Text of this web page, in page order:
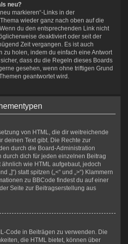
neu?
markieren“-Links in der
wieder ganz nach oben auf die
du den entsprechenden Link nicht
deaktiviert oder seit der
Zeit vergangen. Es ist auch
zu holen, indem du einfach eine Antwort
dass du die Regeln dieses Boards
gesehen, wenn ohne triftigen Grund
geantwortet wird.
von HTML, die dir weitreichende
deinen Text gibt. Die Rechte zur
durch die Board-Administration
dich für jeden einzelnen Beitrag
wie HTML aufgebaut, jedoch
„]“) statt spitzen („<“ und „>“) Klammern
zu BBCode findest du auf einer
Seite zur Beitragserstellung aus
Code in Beiträgen zu verwenden. Die
die HTML bietet, können über